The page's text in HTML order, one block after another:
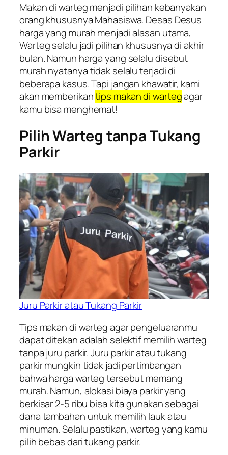
Makan di warteg menjadi pilihan kebanyakan
orang khususnya Mahasiswa. Desas Desus
harga yang murah menjadi alasan utama,
Warteg selalu jadi pilihan khususnya di akhir
bulan. Namun harga yang selalu disebut
murah nyatanya tidak selalu terjadi di
beberapa kasus. Tapi jangan khawatir, kami
akan memberikantips makan di wartegagar
kamu bisa menghemat!
Pilih Warteg tanpa Tukang
Parkir
Juru Parkir atau Tukang Parkir
Tips makan di warteg agar pengeluaranmu
dapat ditekan adalah selektif memilih warteg
tanpa juru parkir. Juru parkir atau tukang
parkir mungkin tidak jadi pertimbangan
bahwa harga warteg tersebut memang
murah. Namun, alokasi biaya parkir yang
berkisar 2-5 ribu bisa kita gunakan sebagai
dana tambahan untuk memilih lauk atau
minuman. Selalu pastikan, warteg yang kamu
pilih bebas dari tukang parkir.